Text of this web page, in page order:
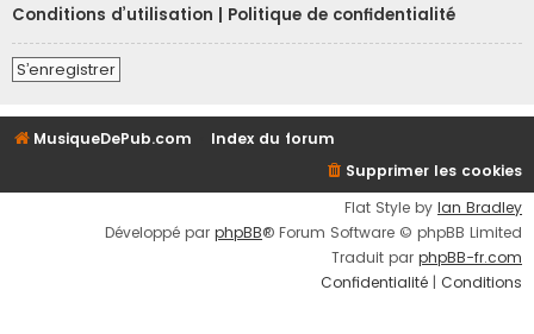
Conditions d’utilisation
Politique de confidentialité
S’enregistrer
MusiqueDePub.com
Index du forum
Supprimer les cookies
Flat Style by Ian Bradley
Développé par phpBB® Forum Software © phpBB Limited
Traduit par phpBB-fr.com
Confidentialité | Conditions